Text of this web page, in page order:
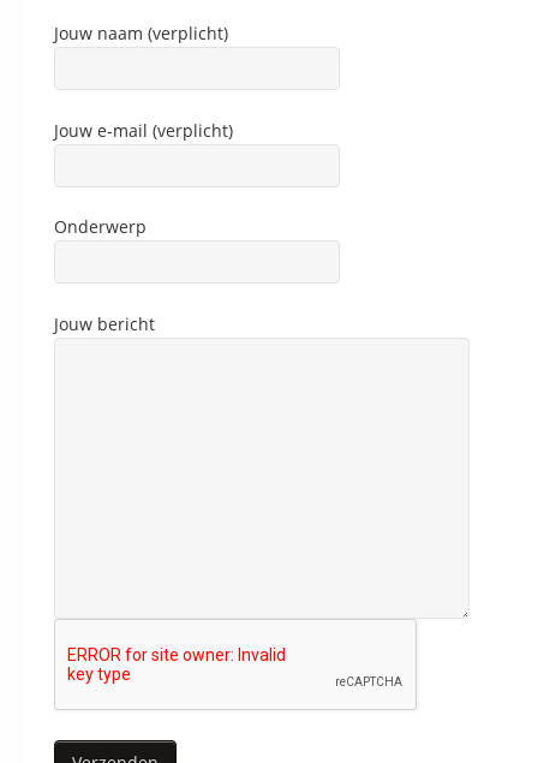
Jouw naam (verplicht)
Jouw e-mail (verplicht)
Onderwerp
Jouw bericht